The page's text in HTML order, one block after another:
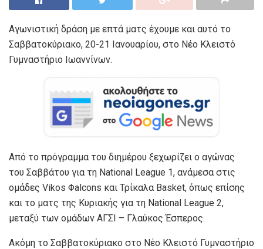
Αγωνιστική δράση με επτά ματς έχουμε και αυτό το
Σαββατοκύριακο, 20-21 Ιανουαρίου, στο Νέο Κλειστό
Γυμναστήριο Ιωαννίνων.
Από το πρόγραμμα του διημέρου ξεχωρίζει ο αγώνας
του Σαββάτου για τη National League 1, ανάμεσα στις
ομάδες Vikos Φalcons και Τρίκαλα Basket, όπως επίσης
και το ματς της Κυριακής για τη National League 2,
μεταξύ των ομάδων ΑΓΣΙ – Γλαύκος Έσπερος.
Ακόμη το Σαββατοκύριακο στο Νέο Κλειστό Γυμναστήριο